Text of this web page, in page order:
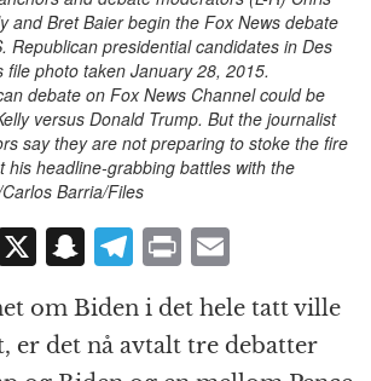
and Bret Baier begin the Fox News debate
Republican presidential candidates in Des
file photo taken January 28, 2015.
debate on Fox News Channel could be
versus Donald Trump. But the journalist
say they are not preparing to stoke the fire
his headline-grabbing battles with the
Barria/Files
X S
n
a
p
T
el
e
g
P
ri
n
t
m
ai
l
om Biden i det hele tatt ville
er det nå avtalt tre debatter